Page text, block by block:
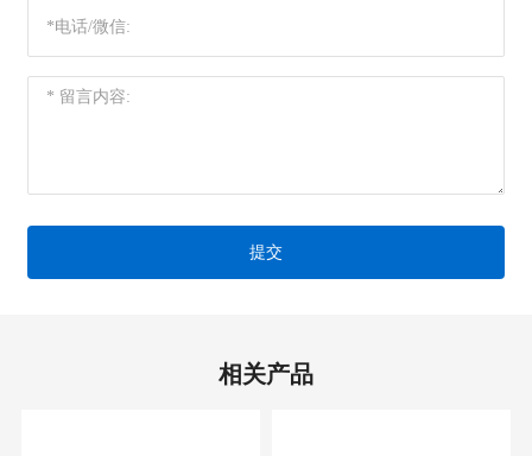
提交
相关产品